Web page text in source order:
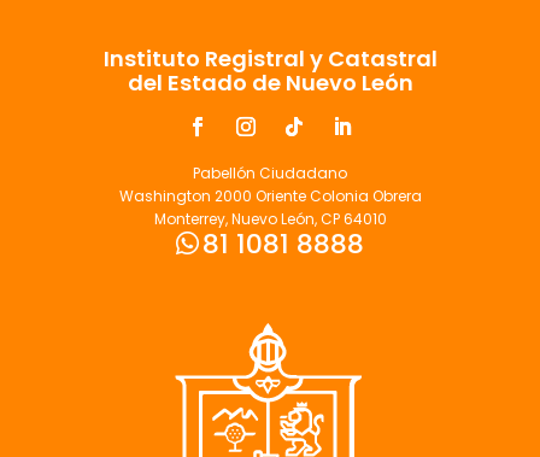
Instituto Registral y Catastral
del Estado de Nuevo León
Pabellón Ciudadano
Washington 2000 Oriente Colonia Obrera
Monterrey, Nuevo León, CP 64010
81 1081 8888